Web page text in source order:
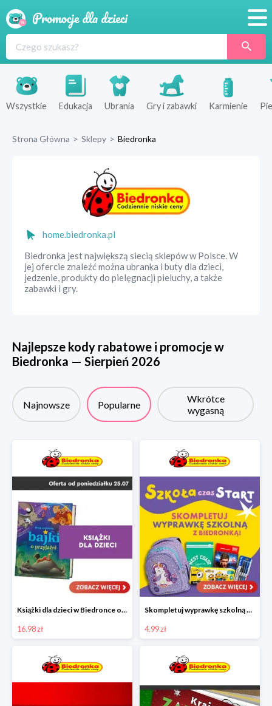
Produkty
Sklepy
Wszystkie Edukacja Ubrania Gry i zabawki Karmienie
Strona Główna > Sklepy > Biedronka
home.biedronka.pl
Biedronka jest największą siecią sklepów w Polsce. W
jej ofercie znaleźć można ubranka i buty dla dzieci,
jedzenie, produkty do pielęgnacji pieluchy, a także
zabawki i gry.
Najlepsze kody rabatowe i promocje w
Biedronka — Sierpień 2026
Najnowsze Popularne
Wkrótce
wygasną
Książki dla dzieci w Biedronce od 16,99 zł
16.98 zł
Skompletuj wyprawkę szkolną z Biedronką od 4,99 zł
4.99 zł